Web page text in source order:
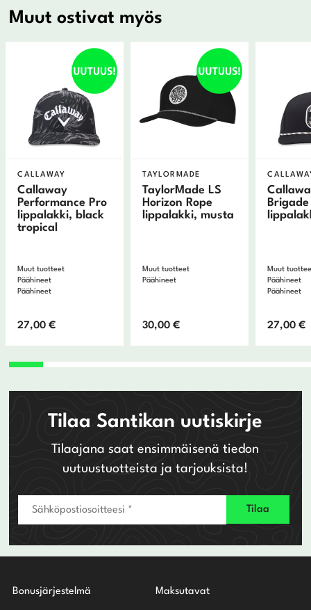
Muut ostivat myös
CALLAWAY
Callaway
Performance Pro
lippalakki, black
tropical
Muut tuotteet
Päähineet
Päähineet
27,00€
TAYLORMADE
TaylorMade LS
Horizon Rope
lippalakki, musta
Muut tuotteet
Päähineet
30,00€
Brigade
Muut
Päähineet
Päähineet
27,00€
Tilaa Santikan uutiskirje
Tilaajana saat ensimmäisenä tiedon
uutuustuotteista ja tarjouksista!
Bonusjärjestelmä Maksutavat